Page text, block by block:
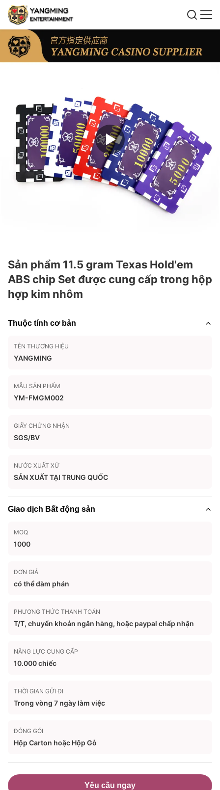
Sản phẩm 11.5 gram Texas Hold'em
ABS chip Set được cung cấp trong hộp
hợp kim nhôm
Thuộc tính cơ bản
TÊN THƯƠNG HIỆU
YANGMING
MẪU SẢN PHẨM
YM-FMGM002
GIẤY CHỨNG NHẬN
SGS/BV
NƯỚC XUẤT XỨ
SẢN XUẤT TẠI TRUNG QUỐC
Giao dịch Bất động sản
MOQ
1000
ĐƠN GIÁ
có thể đàm phán
PHƯƠNG THỨC THANH TOÁN
T/T, chuyển khoản ngân hàng, hoặc paypal chấp nhận
NĂNG LỰC CUNG CẤP
10.000 chiếc
THỜI GIAN GỬI ĐI
Trong vòng 7 ngày làm việc
ĐÓNG GÓI
Hộp Carton hoặc Hộp Gỗ
Yêu cầu ngay